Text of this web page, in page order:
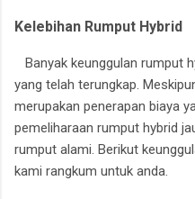
Kelebihan Rumput Hybrid
Banyak keunggulan rumput
yang telah terungkap.
merupakan penerapan biaya
pemeliharaan rumput hybrid
rumput alami. Berikut
kami rangkum untuk anda.